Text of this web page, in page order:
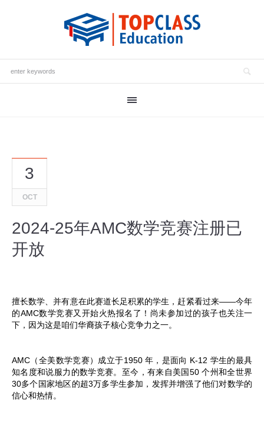
3
OCT
2024-25年AMC数学竞赛注册已
开放
擅长数学、并有意在此赛道长足积累的学生，赶紧看过来——今年
的AMC数学竞赛又开始火热报名了！尚未参加过的孩子也关注一
下，因为这是咱们华裔孩子核心竞争力之一。
AMC（全美数学竞赛）成立于1950 年，是面向 K-12 学生的最具
知名度和说服力的数学竞赛。至今，有来自美国50 个州和全世界
30多个国家地区的超3万多学生参加，发挥并增强了他们对数学的
信心和热情。